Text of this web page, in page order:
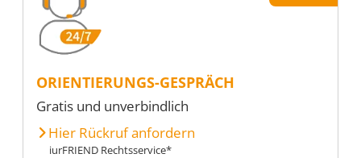
ORIENTIERUNGS-GESPRÄCH
Gratis und unverbindlich
Hier Rückruf anfordern
iurFRIEND Rechtsservice*